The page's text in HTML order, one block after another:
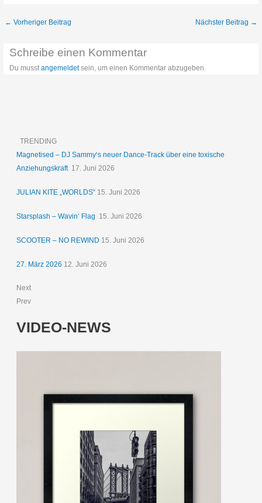
← Vorheriger Beitrag Nächster Beitrag →
Schreibe einen Kommentar
Du musstangemeldetsein, um einen Kommentar abzugeben.
TRENDING
Magnetised – DJ Sammy‘s neuer Dance-Track über eine toxische
Anziehungskraft 17. Juni 2026
JULIAN KITE „WORLDS“ 15. Juni 2026
Starsplash – Wavin‘ Flag 15. Juni 2026
SCOOTER – NO REWIND 15. Juni 2026
27. März 2026 12. Juni 2026
Next
Prev
VIDEO-NEWS